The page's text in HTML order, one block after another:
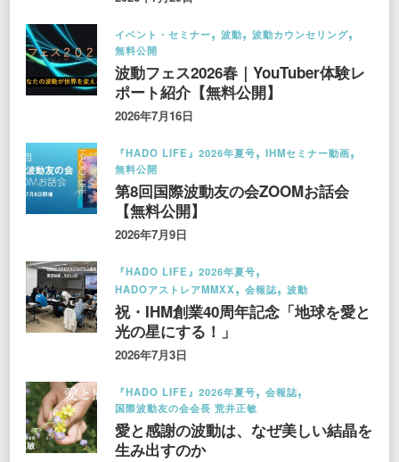
イベント・セミナー 波動
波動カウンセリング
無料公開
波動フェス2026春｜YouTuber体験レ
ポート紹介【無料公開】
2026年7月16日
『HADO LIFE』2026年夏号
IHMセミナー動画
無料公開
第8回国際波動友の会ZOOMお話会
【無料公開】
2026年7月9日
『HADO LIFE』2026年夏号
HADOアストレアMMXX
会報誌 波動
祝・IHM創業40周年記念「地球を愛と
光の星にする！」
2026年7月3日
『HADO LIFE』2026年夏号
会報誌
国際波動友の会会長 荒井正敏
愛と感謝の波動は、なぜ美しい結晶を
生み出すのか